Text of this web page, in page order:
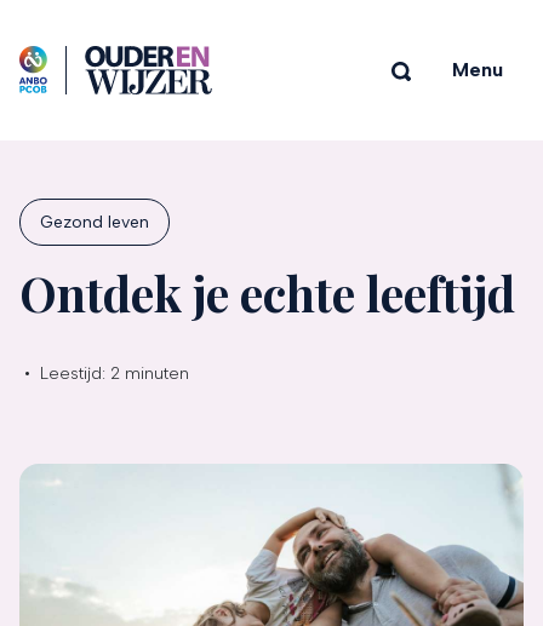
Menu
Gezond leven
Ontdek je echte leeftijd
• Leestijd: 2 minuten